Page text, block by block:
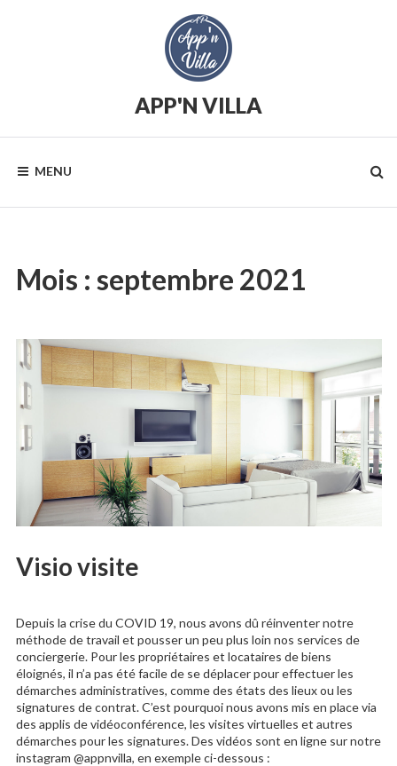
APP'N VILLA
saisonnière
MENU
Mois : septembre 2021
Visio visite
Depuis la crise du COVID 19, nous avons dû réinventer notre
méthode de travail et pousser un peu plus loin nos services de
conciergerie. Pour les propriétaires et locataires de biens
éloignés, il n’a pas été facile de se déplacer pour effectuer les
démarches administratives, comme des états des lieux ou les
signatures de contrat. C’est pourquoi nous avons mis en place via
des applis de vidéoconférence, les visites virtuelles et autres
démarches pour les signatures. Des vidéos sont en ligne sur notre
instagram @appnvilla, en exemple ci-dessous :